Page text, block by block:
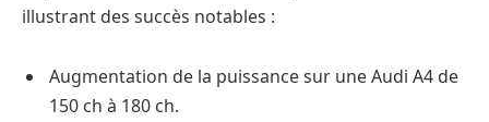
illustrant des succès notables :
Augmentation de la puissance sur une Audi A4 de
150 ch à 180 ch.